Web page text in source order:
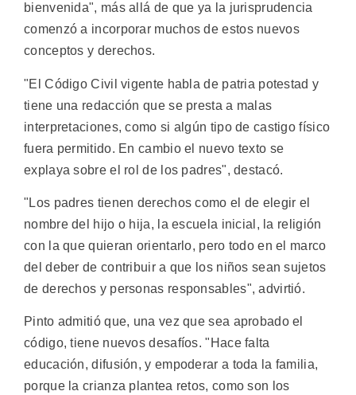
bienvenida", más allá de que ya la jurisprudencia
comenzó a incorporar muchos de estos nuevos
conceptos y derechos.
"El Código Civil vigente habla de patria potestad y
tiene una redacción que se presta a malas
interpretaciones, como si algún tipo de castigo físico
fuera permitido. En cambio el nuevo texto se
explaya sobre el rol de los padres", destacó.
"Los padres tienen derechos como el de elegir el
nombre del hijo o hija, la escuela inicial, la religión
con la que quieran orientarlo, pero todo en el marco
del deber de contribuir a que los niños sean sujetos
de derechos y personas responsables", advirtió.
Pinto admitió que, una vez que sea aprobado el
código, tiene nuevos desafíos. "Hace falta
educación, difusión, y empoderar a toda la familia,
porque la crianza plantea retos, como son los